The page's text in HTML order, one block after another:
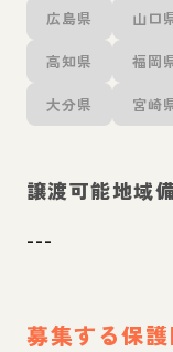
広島県 山口
高知県 福岡
大分県 宮崎
譲渡可能地域
---
募集する保